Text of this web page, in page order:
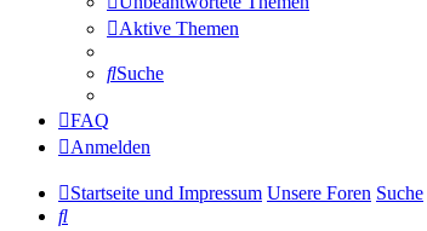
Aktive Themen
Suche
FAQ
Anmelden
Startseite und Impressum Unsere Foren Suche
Suche